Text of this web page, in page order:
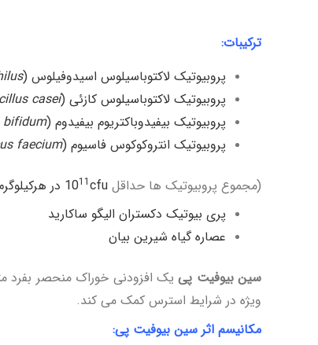
ترکیبات:
پروبیوتیک لاکتوباسیلوس اسیدوفیلوس (
پروبیوتیک لاکتوباسیلوس کازئی (casei
پروبیوتیک بیفیدوباکتریوم بیفیدوم (bifidum
پروبیوتیک انتروکوکوس فاسیوم (faecium
(مجموع پروبیوتیک ها حداقل 1011cfu در هرکیلوگرم)
پری بیوتیک دکستران الیگو ساکارید
عصاره گیاه شیرین بیان
سین بیوفیت پییک افزودنی خوراک منحصر بفرد
ویژه در شرایط استرس کمک می کند.
مکانیسم اثر سین بیوفیت پی: